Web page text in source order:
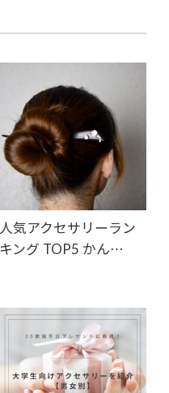
人気アクセサリーラン
キング TOP5 かん…